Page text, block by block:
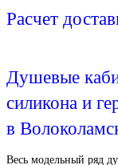
Расчет
Душевые
силикона и
в
Весь модельный ряд